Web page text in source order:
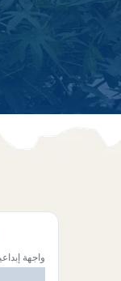
واجهة